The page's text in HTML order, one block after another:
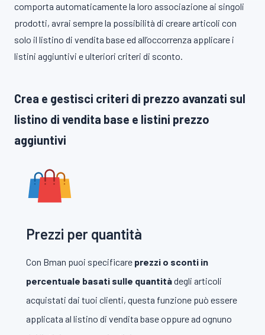
comporta automaticamente la loro associazione ai singoli
prodotti, avrai sempre la possibilità di creare articoli con
solo il listino di vendita base ed all’occorrenza applicare i
listini aggiuntivi e ulteriori criteri di sconto.
Crea e gestisci criteri di prezzo avanzati sul
listino di vendita base e listini prezzo
aggiuntivi
Prezzi per quantità
Con Bman puoi specificare prezzi o sconti in
percentuale basati sulle quantitàdegli articoli
acquistati dai tuoi clienti, questa funzione può essere
applicata al listino di vendita base oppure ad ognuno